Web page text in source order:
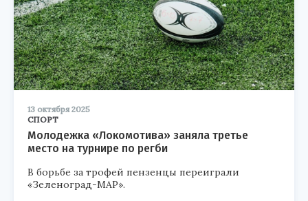
13 октября 2025
СПОРТ
Молодежка «Локомотива» заняла третье
место на турнире по регби
В борьбе за трофей пензенцы переиграли
«Зеленоград-МАР».